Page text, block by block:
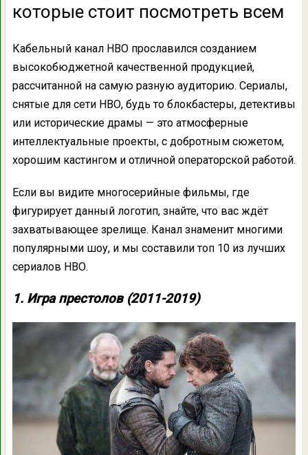
которые стоит посмотреть всем
Кабельный канал НВО прославился созданием
высокобюджетной качественной продукцией,
рассчитанной на самую разную аудиторию. Сериалы,
снятые для сети НВО, будь то блокбастеры, детективы
или исторические драмы — это атмосферные
интеллектуальные проекты, с добротным сюжетом,
хорошим кастингом и отличной операторской работой.
Если вы видите многосерийные фильмы, где
фигурирует данный логотип, знайте, что вас ждёт
захватывающее зрелище. Канал знаменит многими
популярными шоу, и мы составили топ 10 из лучших
сериалов НВО.
1. Игра престолов (2011-2019)